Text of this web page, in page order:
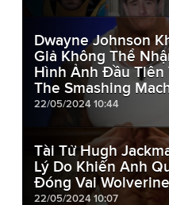
Dwayne Johnson
Giả Không Thể
Hình Ảnh Đầu Tiên
The Smashing
22/05/2024 10:44
Tài Tử Hugh
Lý Do Khiến Anh
Đóng Vai Wolverine
22/05/2024 10:07